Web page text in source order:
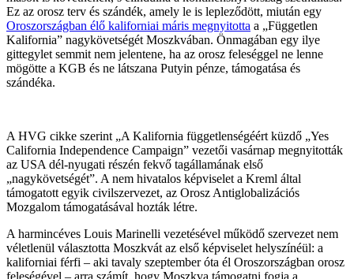
Ez az orosz terv és szándék, amely le is lepleződött, miután egy
Oroszországban élő kaliforniai máris megnyitotta a „Független
Kalifornia” nagykövetségét Moszkvában. Önmagában egy ilye
gittegylet semmit nem jelentene, ha az orosz feleséggel ne lenne
mögötte a KGB és ne látszana Putyin pénze, támogatása és
szándéka.
A HVG cikke szerint „A Kalifornia függetlenségéért küzdő „Yes
California Independence Campaign” vezetői vasárnap megnyitották
az USA dél-nyugati részén fekvő tagállamának első
„nagykövetségét”. A nem hivatalos képviselet a Kreml által
támogatott egyik civilszervezet, az Orosz Antiglobalizációs
Mozgalom támogatásával hozták létre.
A harmincéves Louis Marinelli vezetésével működő szervezet nem
véletlenül választotta Moszkvát az első képviselet helyszínéül: a
kaliforniai férfi – aki tavaly szeptember óta él Oroszországban orosz
feleségével – arra számít, hogy Moszkva támogatni fogja a